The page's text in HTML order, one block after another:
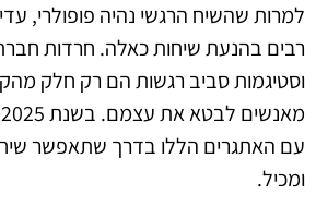
למרות שהשיח הרגשי נהיה פופולרי,
רבים בהנעת שיחות כאלה. חרדות
וסטיגמות סביב רגשות הם רק חלק
עם האתגרים הללו בדרך שתאפשר
ומכיל.